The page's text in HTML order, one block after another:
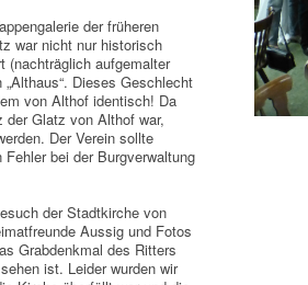
der früheren
war nicht nur historisch
(nachträglich aufgemalter
Dieses Geschlecht
von Althof identisch! Da
Glatz von Althof war,
Der Verein sollte
bei der Burgverwaltung
der Stadtkirche von
Aussig und Fotos
Grabdenkmal des Ritters
ist. Leider wurden wir